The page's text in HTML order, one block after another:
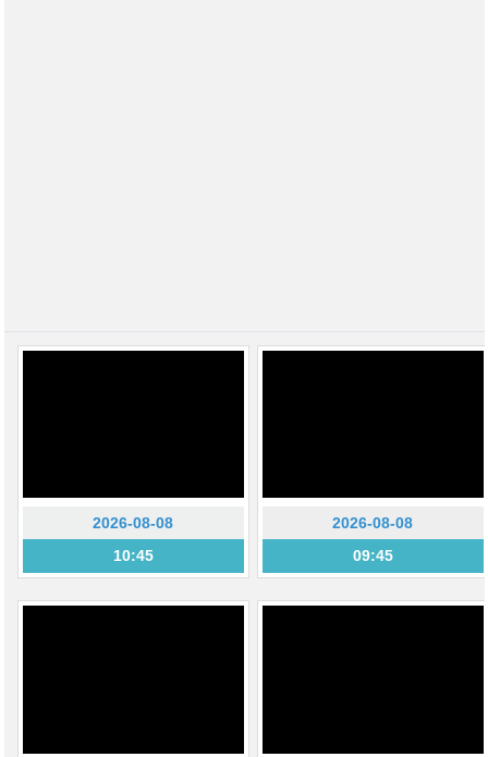
2026-08-08
10:45
2026-08-08
09:45